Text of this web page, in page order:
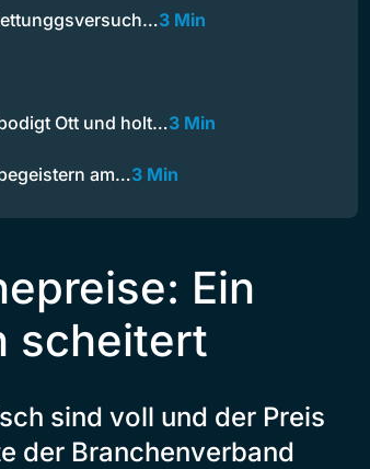
3 Min
Ott und holt…3 Min
am…3 Min
Ein
scheitert
sind voll und der Preis
der Branchenverband